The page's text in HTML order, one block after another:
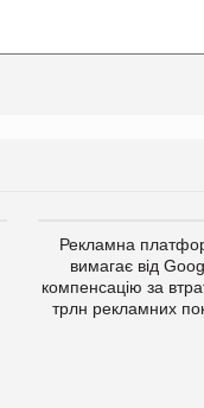
Рекламна
вимагає від
компенсацію за
трлн рекламних